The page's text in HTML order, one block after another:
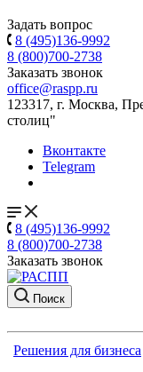
Задать вопрос
8 (495)136-9992
8 (800)700-2738
Заказать звонок
office@raspp.ru
123317, г. Москва,
столиц"
Вконтакте
Telegram
8 (495)136-9992
8 (800)700-2738
Заказать звонок
Поиск
Решения для бизнеса